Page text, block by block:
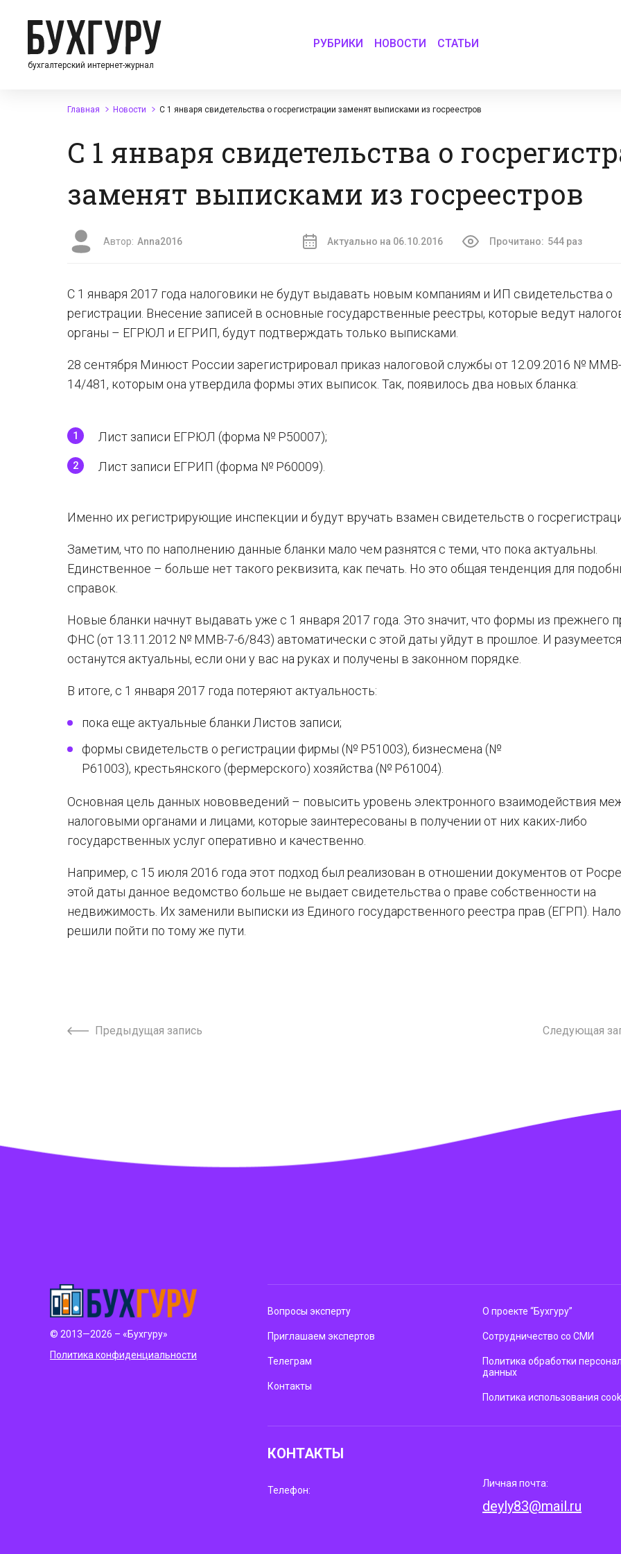
бухгалтерский интернет-журнал
РУБРИКИ НОВОСТИ СТАТЬИ
Главная Новости С 1 января свидетельства о госрегистрации заменят выписками из госреестров
С 1 января свидетельства о
заменят выписками из госреестров
Автор: Anna2016 Актуально на 06.10.2016 Прочитано: 544 раз
С 1 января 2017 года налоговики не будут выдавать новым компаниям и ИП свидетельства о
регистрации. Внесение записей в основные государственные реестры, которые ведут
органы – ЕГРЮЛ и ЕГРИП, будут подтверждать только выписками.
28 сентября Минюст России зарегистрировал приказ налоговой службы от 12.09.2016 №
14/481, которым она утвердила формы этих выписок. Так, появилось два новых бланка:
Лист записи ЕГРЮЛ (форма № Р50007);
Лист записи ЕГРИП (форма № Р60009).
Именно их регистрирующие инспекции и будут вручать взамен свидетельств о
Заметим, что по наполнению данные бланки мало чем разнятся с теми, что пока актуальны.
Единственное – больше нет такого реквизита, как печать. Но это общая тенденция для
справок.
Новые бланки начнут выдавать уже с 1 января 2017 года. Это значит, что формы из прежнего
ФНС (от 13.11.2012 № ММВ-7-6/843) автоматически с этой даты уйдут в прошлое. И разумеется
останутся актуальны, если они у вас на руках и получены в законном порядке.
В итоге, с 1 января 2017 года потеряют актуальность:
пока еще актуальные бланки Листов записи;
формы свидетельств о регистрации фирмы (№ Р51003), бизнесмена (№
Р61003), крестьянского (фермерского) хозяйства (№ Р61004).
Основная цель данных нововведений – повысить уровень электронного взаимодействия
налоговыми органами и лицами, которые заинтересованы в получении от них каких-либо
государственных услуг оперативно и качественно.
Например, с 15 июля 2016 года этот подход был реализован в отношении документов от
этой даты данное ведомство больше не выдает свидетельства о праве собственности на
недвижимость. Их заменили выписки из Единого государственного реестра прав (ЕГРП).
решили пойти по тому же пути.
Предыдущая запись Следующая
© 2013—2026 – «Бухгуру»
Политика конфиденциальности
Вопросы эксперту
Приглашаем экспертов
Телеграм
Контакты
О проекте “Бухгуру”
Сотрудничество со СМИ
Политика обработки
данных
Политика использования
КОНТАКТЫ
Телефон:
Личная почта:
deyly83@mail.ru